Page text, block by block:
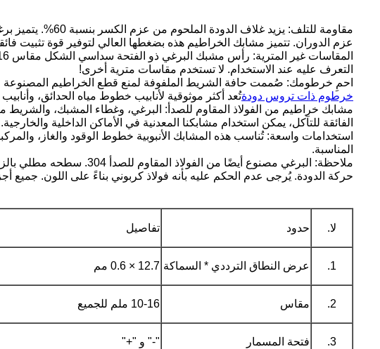
مقاومة للتلف:
عزم الدوران. تتميز مشابك الخراطيم هذه بضغطها العالي لتوفير قوة تثبيت
التعرف عليه عند الاستخدام. لا تستخدم مقاسات مترية أخرى!
احمِ خرطومك: صُممت حافة الشريط الملفوفة لمنع قطع الخراطيم المصنوعة
خرطوم ذات تروس دودةتُعد أكثر موثوقية لأنابيب خطوط مياه الحدائق،
الفائقة للتآكل، يمكن استخدام مشابكنا المعدنية في الأماكن الداخلية والخارجية.
استخدامات واسعة: تُناسب هذه المشابك الأنبوبية خطوط الوقود والغاز،
المناسبة.
ملاحظة: البرغي مصنوع
حركة الدودة. يُرجى عدم الحكم عليه بأنه فولاذ كربوني بناءً على اللون. جميع
لا. حدود تفاصيل
1. عرض النطاق الترددي * السماكة 12.7 × 0.6 مم
2. مقاس 10-16 ملم للجميع
3. فتحة المسمار "-" و "+"